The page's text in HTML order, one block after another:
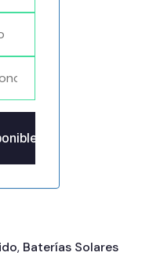
, Baterías Solares